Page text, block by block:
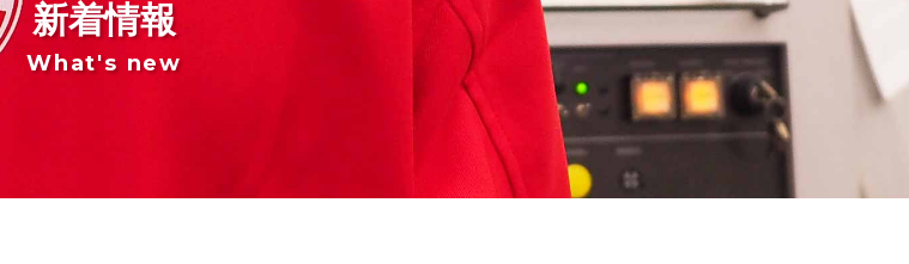
して、切削加工可能です
ンをご提案します。
新着情報
What's new